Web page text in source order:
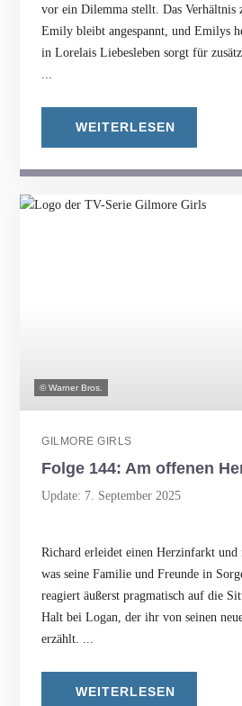
vor ein Dilemma stellt. Das Verhältnis
Emily bleibt angespannt, und Emilys
in Lorelais Liebesleben sorgt für
...
WEITERLESEN
© Warner Bros.
GILMORE GIRLS
Folge 144: Am offenen
Update: 7. September 2025
Richard erleidet einen Herzinfarkt und
was seine Familie und Freunde in
reagiert äußerst pragmatisch auf die
Halt bei Logan, der ihr von seinen
erzählt. ...
WEITERLESEN